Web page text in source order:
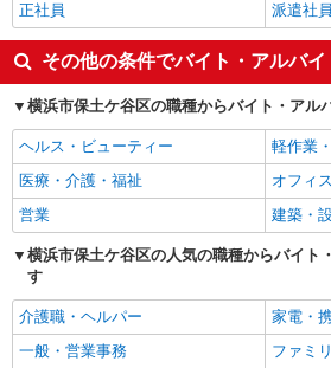
正社員
派遣社員
その他の条件でバイト・アルバ
横浜市保土ケ谷区の職種からバイト・アル
ヘルス・ビューティー
軽作業
医療・介護・福祉
オフィ
営業
建築・
横浜市保土ケ谷区の人気の職種からバイト
す
介護職・ヘルパー
家電・
一般・営業事務
ファミ